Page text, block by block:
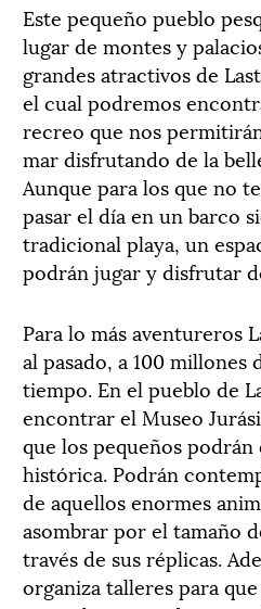
Este pequeño pueblo
lugar de montes y
grandes atractivos de
el cual podremos
recreo que nos
mar disfrutando de la
Aunque para los que no
pasar el día en un barco
tradicional playa, un
podrán jugar y disfrutar
Para lo más aventureros
al pasado, a 100 millones
tiempo. En el pueblo de
encontrar el Museo
que los pequeños
histórica. Podrán
de aquellos enormes
asombrar por el tamaño
través de sus réplicas.
organiza talleres para